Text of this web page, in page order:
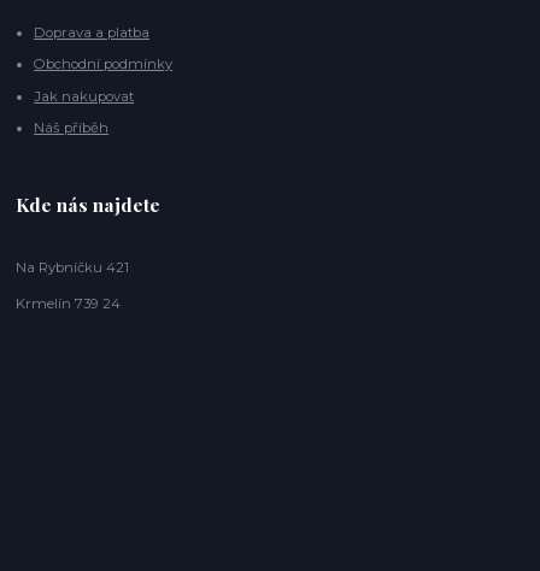
Doprava a platba
Obchodní podmínky
Jak nakupovat
Náš příběh
Kde nás najdete
Na Rybníčku 421
Krmelín 739 24